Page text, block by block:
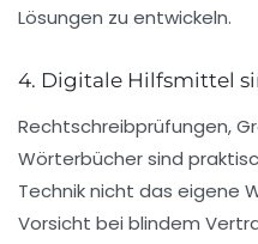
Lösungen zu entwickeln.
4. Digitale Hilfsmittel
Rechtschreibprüfungen,
Wörterbücher sind
Technik nicht das eigene
Vorsicht bei blindem